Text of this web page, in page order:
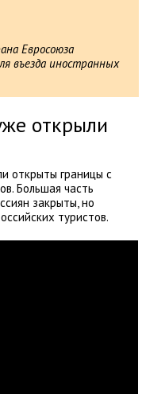
Евросоюза
въезда иностранных
открыли
открыты границы с
Большая часть
закрыты, но
туристов.